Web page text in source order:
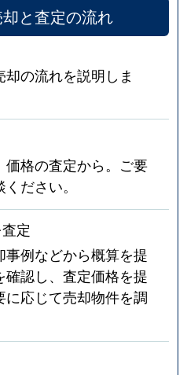
と査定の流れ
の流れを説明しま
格の査定から。ご要
ださい。
定
例などから概算を提
認し、査定価格を提
応じて売却物件を調